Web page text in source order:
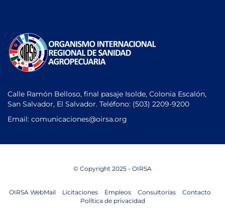
Calle Ramón Belloso, final pasaje Isolde, Colonia Escalón,
San Salvador, El Salvador. Teléfono: (503) 2209-9200
Email: comunicaciones@oirsa.org
© Copyright 2025 - OIRSA
OIRSA WebMail Licitaciones Empleos Consultorías
Contacto
Política de privacidad